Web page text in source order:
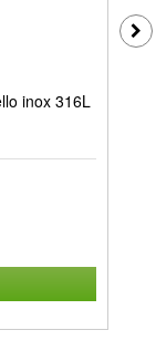
inox 316L